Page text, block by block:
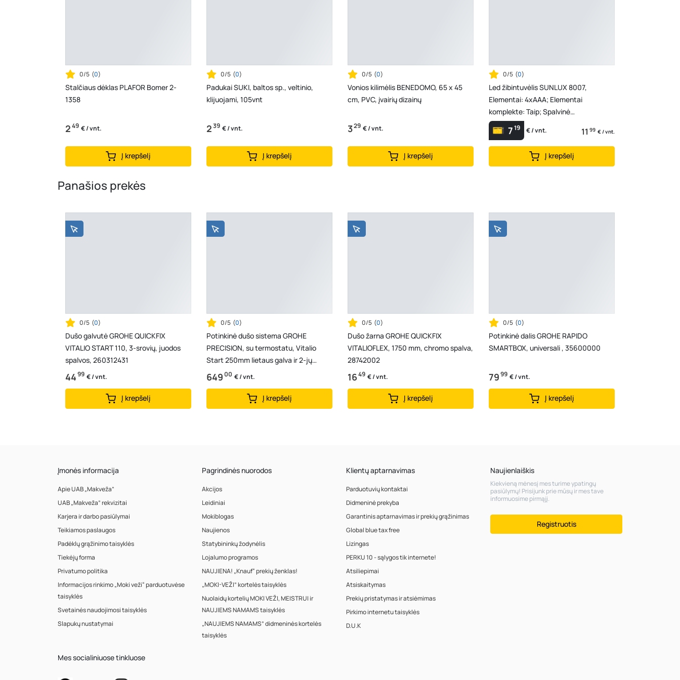
0/5 (0)
Stalčiaus dėklas PLAFOR Bomer 2-
1358
249 € / vnt.
Į krepšelį
0/5 (0)
Padukai SUKI, baltos sp., veltinio,
klijuojami, 105vnt
239 € / vnt.
Į krepšelį
0/5 (0)
Vonios kilimėlis BENEDOMO, 65 x 45
cm, PVC, įvairių dizainų
329 € / vnt.
Į krepšelį
0/5 (0)
Led žibintuvėlis SUNLUX 8007,
Elementai: 4xAAA; Elementai
komplekte: Taip; Spalvinė
temperatūra: 6000K; Korpusas:
Plasti...719 € / vnt. 11 99 € / vnt.
Į krepšelį
Panašios prekės
0/5 (0)
Dušo galvutė GROHE QUICKFIX
VITALIO START 110, 3-srovių, juodos
spalvos, 260312431
4499 € / vnt.
Į krepšelį
0/5 (0)
Potinkinė dušo sistema GROHE
PRECISION, su termostatu, Vitalio
Start 250mm lietaus galva ir 2-jų
srovių 110mm dušeliu, c...
64900 € / vnt.
Į krepšelį
0/5 (0)
Dušo žarna GROHE QUICKFIX
VITALIOFLEX, 1750 mm, chromo spalva,
28742002
1649 € / vnt.
Į krepšelį
0/5 (0)
Potinkinė dalis GROHE RAPIDO
SMARTBOX, universali , 35600000
7999 € / vnt.
Į krepšelį
Įmonės informacija
Apie UAB „Makveža”
UAB „Makveža” rekvizitai
Karjera ir darbo pasiūlymai
Teikiamos paslaugos
Padėklų grąžinimo taisyklės
Tiekėjų forma
Privatumo politika
Informacijos rinkimo „Moki veži“ parduotuvėse
taisyklės
Svetainės naudojimosi taisyklės
Slapukų nustatymai
Pagrindinės nuorodos
Akcijos
Leidiniai
Mokiblogas
Naujienos
Statybininkų žodynėlis
Lojalumo programos
NAUJIENA! „Knauf“ prekių ženklas!
„MOKI-VEŽI” kortelės taisyklės
Nuolaidų kortelių MOKI VEŽI, MEISTRUI ir
NAUJIEMS NAMAMS taisyklės
„NAUJIEMS NAMAMS” didmeninės kortelės
taisyklės
Klientų aptarnavimas
Parduotuvių kontaktai
Didmeninė prekyba
Garantinis aptarnavimas ir prekių grąžinimas
Global blue tax free
Lizingas
PERKU 10 - sąlygos tik internete!
Atsiliepimai
Atsiskaitymas
Prekių pristatymas ir atsiėmimas
Pirkimo internetu taisyklės
D.U.K
Mes socialiniuose tinkluose
Naujienlaiškis
Kiekvieną mėnesį mes turime ypatingų
pasiūlymų! Prisijunk prie mūsų ir mes tave
informuosime pirmąjį.
Registruotis